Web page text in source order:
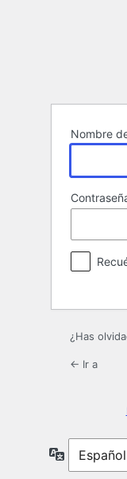
Nombre
¿Has
← Ir a
Idioma